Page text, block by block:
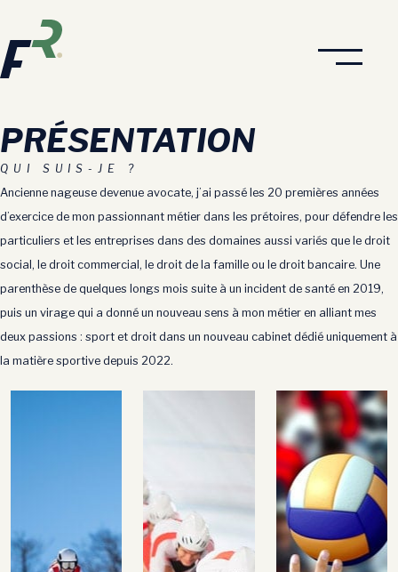
contenu
PRÉSENTATION
QUI SUIS-JE ?
Ancienne nageuse devenue avocate, j’ai passé les 20 premières années
d’exercice de mon passionnant métier dans les prétoires, pour défendre les
particuliers et les entreprises dans des domaines aussi variés que le droit
social, le droit commercial, le droit de la famille ou le droit bancaire. Une
parenthèse de quelques longs mois suite à un incident de santé en 2019,
puis un virage qui a donné un nouveau sens à mon métier en alliant mes
deux passions : sport et droit dans un nouveau cabinet dédié uniquement à
la matière sportive depuis 2022.